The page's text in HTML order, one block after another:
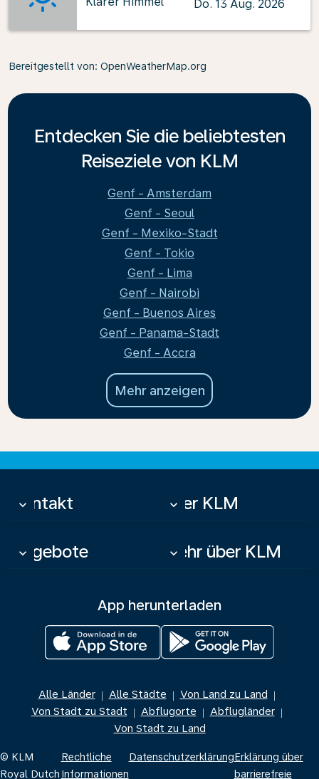
Do. 13 Aug. 2026
Bereitgestellt von: OpenWeatherMap.org
Entdecken Sie die beliebtesten
Reiseziele von KLM
Genf - Amsterdam
Genf - Seoul
Genf - Mexiko-Stadt
Genf - Tokio
Genf - Lima
Genf - Nairobi
Genf - Buenos Aires
Genf - Panama-Stadt
Genf - Accra
Mehr anzeigen
Kontakt
keyboard_arrow_down Über KLM
keyboard_arrow_down
Angebote
keyboard_arrow_down Mehr über KLM
keyboard_arrow_down
App herunterladen
Alle Länder | Alle Städte | Von Land zu Land |
Von Stadt zu Stadt | Abflugorte | Abflugländer |
Von Stadt zu Land
© KLM
Royal Dutch
Rechtliche
Informationen
DatenschutzerklärungErklärung über
barrierefreie